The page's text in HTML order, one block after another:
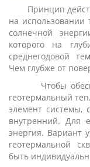
Принцип
на использовании
солнечной
которого на
среднегодовой
Чем глубже от
Чтобы
геотермальный
элемент
внутренний. Для
энергия. Вариант
геотермальной
быть